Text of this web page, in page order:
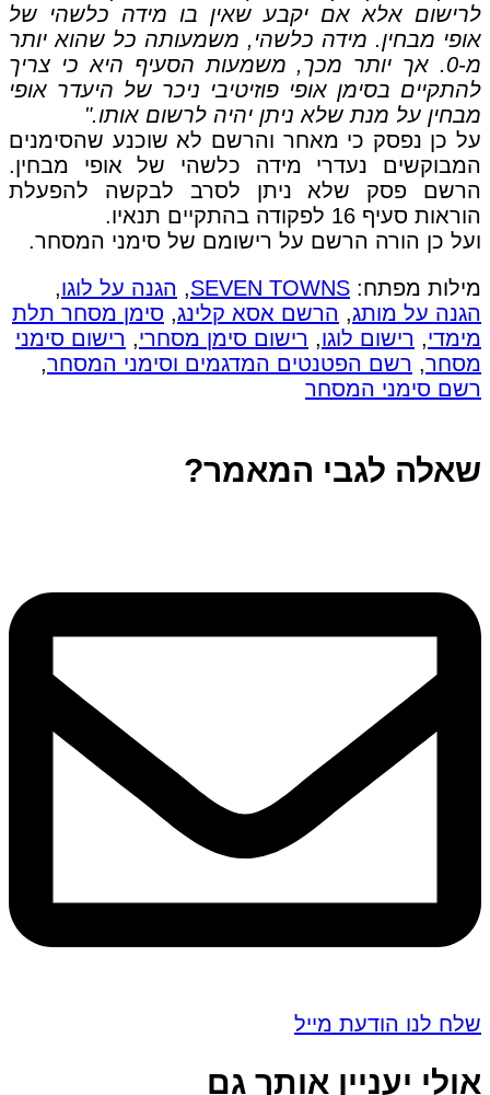
לרישום אלא אם יקבע שאין בו מידה כלשהי של
אופי מבחין. מידה כלשהי, משמעותה כל שהוא יותר
מ-0. אך יותר מכך, משמעות הסעיף היא כי צריך
להתקיים בסימן אופי פוזיטיבי ניכר של היעדר אופי
מבחין על מנת שלא ניתן יהיה לרשום אותו."
על כן נפסק כי מאחר והרשם לא שוכנע שהסימנים
המבוקשים נעדרי מידה כלשהי של אופי מבחין.
הרשם פסק שלא ניתן לסרב לבקשה להפעלת
הוראות סעיף 16 לפקודה בהתקיים תנאיו.
ועל כן הורה הרשם על רישומם של סימני המסחר.
מילות מפתח: SEVEN TOWNS
, הגנה על לוגו,
הגנה על מותג, הרשם אסא קלינג, סימן מסחר תלת
מימדי, רישום לוגו, רישום סימן מסחרי, רישום סימני
מסחר, רשם הפטנטים המדגמים וסימני המסחר,
רשם סימני המסחר
שאלה לגבי המאמר?
שלח לנו הודעת מייל
אולי יעניין אותך גם